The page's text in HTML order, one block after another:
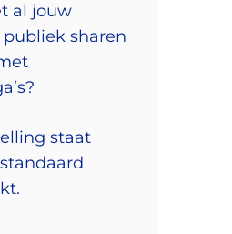
al jouw
sharen
staat